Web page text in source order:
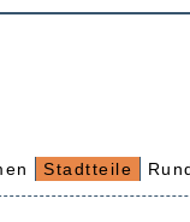
Stadtteile